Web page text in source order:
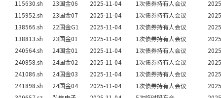
115630.sh
23国金06 2025-11-04 1次债券持有人会议
115952.sh
23国金07 2025-11-04 1次债券持有人会议
138566.sh
22国金G1 2025-11-04 1次债券持有人会议
138813.sh
23国金01 2025-11-04 1次债券持有人会议
240564.sh
24国金01 2025-11-04 1次债券持有人会议
240858.sh
24国金02 2025-11-04 1次债券持有人会议
241086.sh
24国金03 2025-11-04 1次债券持有人会议
241898.sh
24国金04 2025-11-04 1次债券持有人会议